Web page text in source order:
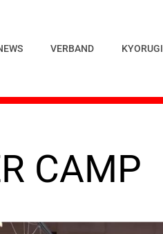
VERBAND KYORUGI
CAMP